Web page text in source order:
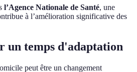
l’Agence Nationale de Santé, une
à l’amélioration significative des
un temps d'adaptation
peut être un changement